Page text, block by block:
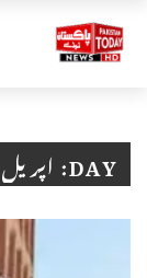
DAY: اپریل 30، 2024